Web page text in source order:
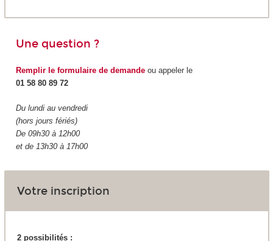
Une question ?
Remplir le formulaire de demandeou appeler le
01 58 80 89 72
Du lundi au vendredi
(hors jours fériés)
De 09h30 à 12h00
et de 13h30 à 17h00
Votre inscription
2 possibilités :